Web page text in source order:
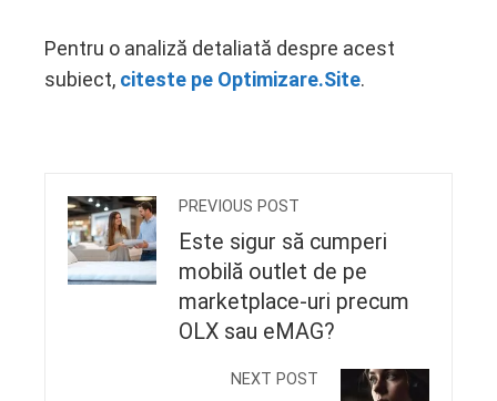
Pentru o analiză detaliată despre acest
subiect, citeste pe Optimizare.Site.
PREVIOUS POST
Este sigur să cumperi
mobilă outlet de pe
marketplace-uri precum
OLX sau eMAG?
NEXT POST